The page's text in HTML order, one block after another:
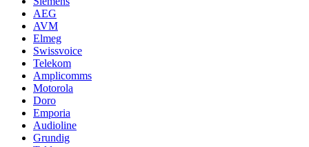
AEG
AVM
Elmeg
Swissvoice
Telekom
Amplicomms
Motorola
Doro
Emporia
Audioline
Grundig